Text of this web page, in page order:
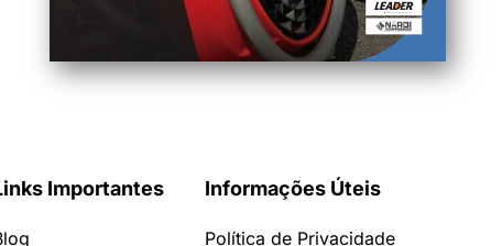
Importantes Informações Úteis
Política de Privacidade